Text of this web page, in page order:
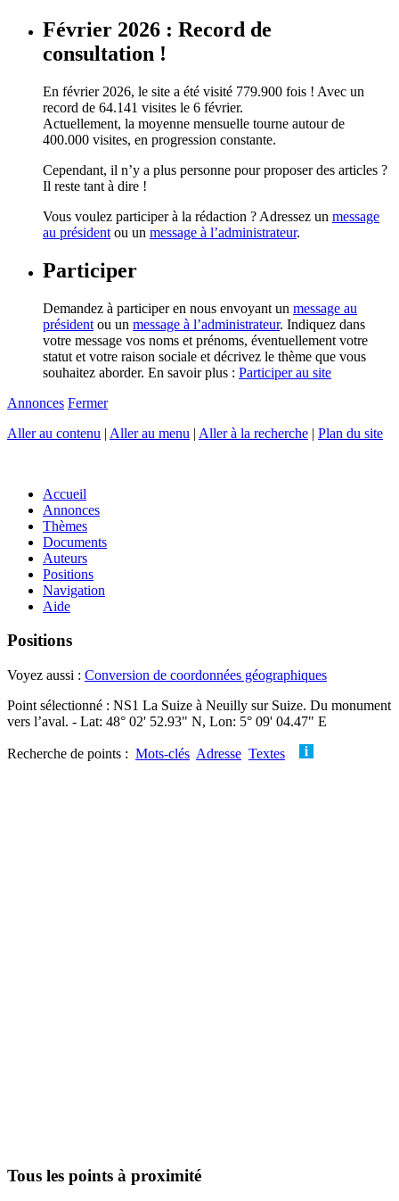
Février 2026 : Record de
consultation !
En février 2026, le site a été visité 779.900 fois ! Avec un
record de 64.141 visites le 6 février.
Actuellement, la moyenne mensuelle tourne autour de
400.000 visites, en progression constante.
Cependant, il n’y a plus personne pour proposer des articles ?
Il reste tant à dire !
Vous voulez participer à la rédaction ? Adressez un message
au président ou un message à l’administrateur.
Participer
Demandez à participer en nous envoyant un message au
président ou un message à l’administrateur. Indiquez dans
votre message vos noms et prénoms, éventuellement votre
statut et votre raison sociale et décrivez le thème que vous
souhaitez aborder. En savoir plus : Participer au site
Annonces Fermer
Aller au contenu | Aller au menu | Aller à la recherche | Plan du site
Accueil
Annonces
Thèmes
Documents
Auteurs
Positions
Navigation
Aide
Positions
Voyez aussi : Conversion de coordonnées géographiques
Point sélectionné : NS1 La Suize à Neuilly sur Suize. Du monument
vers l’aval. - Lat: 48° 02' 52.93" N, Lon: 5° 09' 04.47" E
Recherche de points : Mots-clés Adresse Textes
Tous les points à proximité